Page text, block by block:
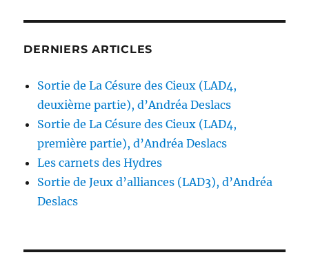
DERNIERS ARTICLES
Sortie de La Césure des Cieux (LAD4,
deuxième partie), d’Andréa Deslacs
Sortie de La Césure des Cieux (LAD4,
première partie), d’Andréa Deslacs
Les carnets des Hydres
Sortie de Jeux d’alliances (LAD3), d’Andréa
Deslacs